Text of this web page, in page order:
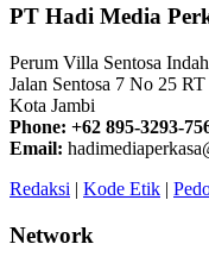
PT Hadi Media
Perum Villa Sentosa Indah
Jalan Sentosa 7 No 25
Kota Jambi
Phone: +62 895-3293-
Email:
Redaksi | Kode Etik |
Network